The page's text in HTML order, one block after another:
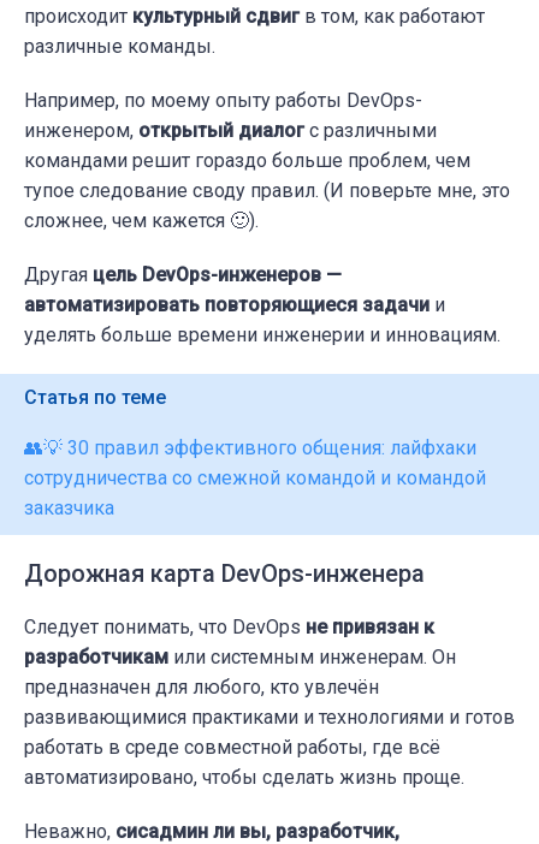
происходит культурный сдвигв том, как работают
различные команды.
Например, по моему опыту работы DevOps-
инженером, открытый диалогс различными
командами решит гораздо больше проблем, чем
тупое следование своду правил. (И поверьте мне, это
сложнее, чем кажется 🙂).
Другая цель DevOps-инженеров —
автоматизировать повторяющиеся задачи и
уделять больше времени инженерии и инновациям.
Статья по теме
👥💡 30 правил эффективного общения: лайфхаки
сотрудничества со смежной командой и командой
заказчика
Дорожная карта DevOps-инженера
Следует понимать, что DevOps не привязан к
разработчикам или системным инженерам. Он
предназначен для любого, кто увлечён
развивающимися практиками и технологиями и готов
работать в среде совместной работы, где всё
автоматизировано, чтобы сделать жизнь проще.
Неважно, сисадмин ли вы, разработчик,